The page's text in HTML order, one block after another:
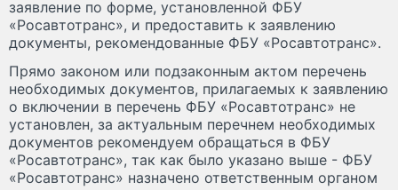
заявление по форме, установленной ФБУ
«Росавтотранс», и предоставить к заявлению
документы, рекомендованные ФБУ «Росавтотранс».
Прямо законом или подзаконным актом перечень
необходимых документов, прилагаемых к заявлению
о включении в перечень ФБУ «Росавтотранс» не
установлен, за актуальным перечнем необходимых
документов рекомендуем обращаться в ФБУ
«Росавтотранс», так как было указано выше - ФБУ
«Росавтотранс» назначено ответственным органом